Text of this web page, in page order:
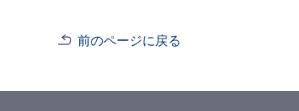
前のページに戻る